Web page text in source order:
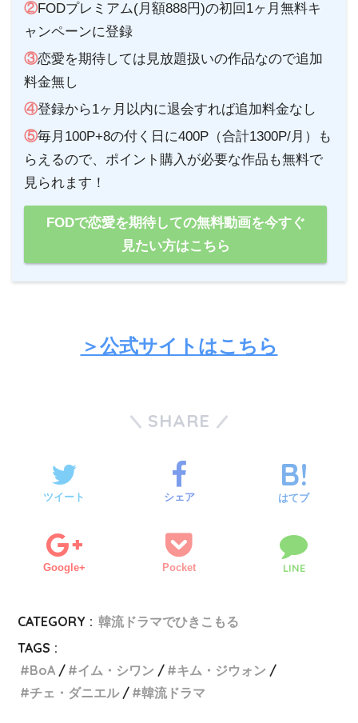
②FODプレミアム(月額888円)の初回1ヶ月無料キ
ャンペーンに登録
③恋愛を期待しては見放題扱いの作品なので追加
料金無し
④登録から1ヶ月以内に退会すれば追加料金なし
⑤毎月100P+8の付く日に400P（合計1300P/月）も
らえるので、ポイント購入が必要な作品も無料で
見られます！
FODで恋愛を期待しての無料動画を今すぐ
見たい方はこちら
＞公式サイトはこちら
SHARE
ツイート シェア はてブ
Google+ Pocket LINE
CATEGORY : 韓流ドラマでひきこもる
TAGS :
BoA
イム・シワン
キム・ジウォン
チェ・ダニエル
韓流ドラマ